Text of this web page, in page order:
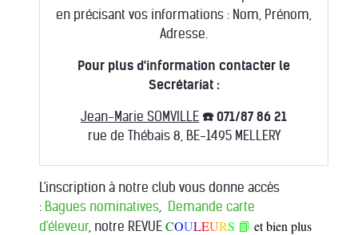
en précisant vos informations : Nom, Prénom,
Adresse.
Pour plus d'information contacter le
Secrétariat :
Jean-Marie SOMVILLE ☎️ 071/87 86 21
rue de Thébais 8, BE-1495 MELLERY
L'inscription à notre club vous donne accès
: Bagues nominatives
Demande carte
d'éleveur , notre REVUE COULEURS 📗 et bien plus